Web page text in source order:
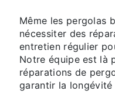
Même les pergolas
nécessiter des
entretien régulier
Notre équipe est là
réparations de
garantir la